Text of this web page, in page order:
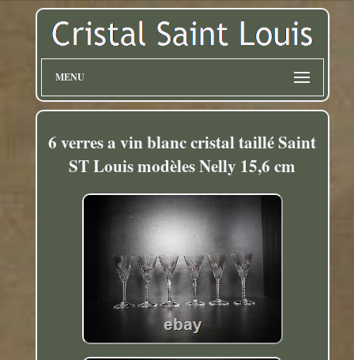
MENU
6 verres a vin blanc cristal taillé Saint
ST Louis modèles Nelly 15,6 cm